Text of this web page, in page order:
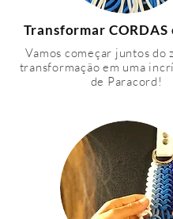
Transformar
Vamos começar juntos do
transformação em uma
de Paracord!